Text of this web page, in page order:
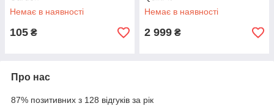
Немає в наявності
105 ₴
Немає в наявності
2 999 ₴
Про нас
87% позитивних з 128 відгуків за рік